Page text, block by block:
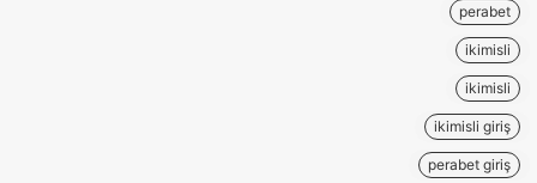
perabet
ikimisli
ikimisli
ikimisli giriş
perabet giriş